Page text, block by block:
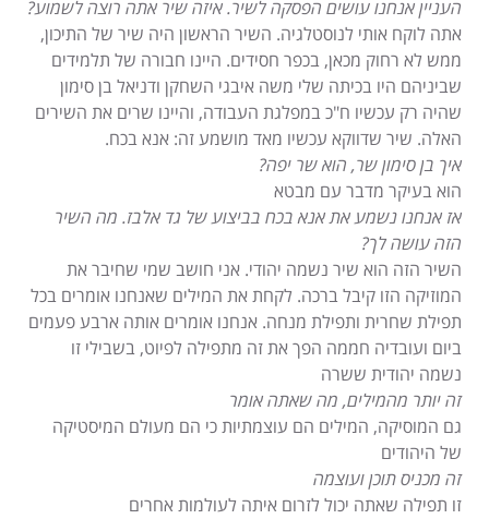
הענייןאנחנו עושים הפסקה לשיר. איזה שיר אתה רוצה לשמוע?
אתה לוקח אותי לנוסטלגיה. השיר הראשון היה שיר של התיכון,
ממש לא רחוק מכאן, בכפר חסידים. היינו חבורה של תלמידים
שביניהם היו בכיתה שלי משה איבגי השחקן ודניאל בן סימון
שהיה רק עכשיו ח"כ במפלגת העבודה, והיינו שרים את השירים
האלה. שיר שדווקא עכשיו מאד מושמע זה: אנא בכח.
איך בן סימון שר, הוא שר יפה?
הוא בעיקר מדבר עם מבטא
אז אנחנו נשמע את אנא בכח בביצוע של גד אלבז. מה השיר
הזה עושה לך?
השיר הזה הוא שיר נשמה יהודי. אני חושב שמי שחיבר את
המוזיקה הזו קיבל ברכה. לקחת את המילים שאנחנו אומרים בכל
תפילת שחרית ותפילת מנחה. אנחנו אומרים אותה ארבע פעמים
ביום ועובדיה חממה הפך את זה מתפילה לפיוט, בשבילי זו
נשמה יהודית ששרה
זה יותר מהמילים, מה שאתה אומר
גם המוסיקה, המילים הם עוצמתיות כי הם מעולם המיסטיקה
של היהודים
זה מכניס תוכן ועוצמה
זו תפילה שאתה יכול לזרום איתה לעולמות אחרים